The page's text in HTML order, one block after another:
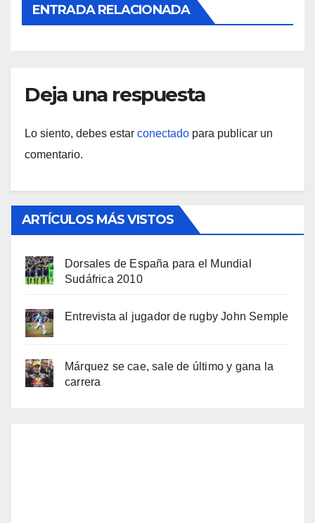
ENTRADA RELACIONADA
Deja una respuesta
Lo siento, debes estar conectado para publicar un
comentario.
ARTÍCULOS MÁS VISTOS
Dorsales de España para el Mundial
Sudáfrica 2010
Entrevista al jugador de rugby John Semple
Márquez se cae, sale de último y gana la
carrera